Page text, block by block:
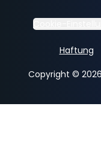
Cookie-
Haftung
Copyright ©